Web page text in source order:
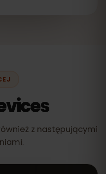
z następującymi